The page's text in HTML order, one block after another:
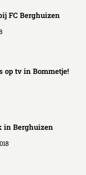
FC Berghuizen
tv in Bommetje!
in Berghuizen